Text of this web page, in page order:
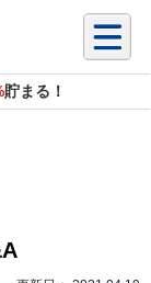
貯まる！